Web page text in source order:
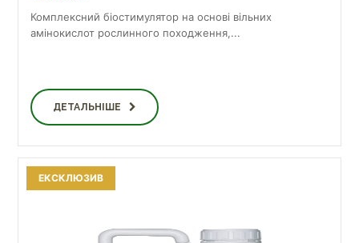
Комплексний біостимулятор на основі вільних
амінокислот рослинного походження,...
ДЕТАЛЬНІШЕ
ЕКСКЛЮЗИВ